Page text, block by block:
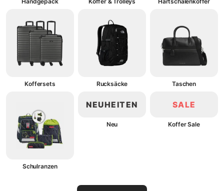
Koffersets Rucksäcke Taschen
Schulranzen
NEUHEITEN
Neu
SALE
Koffer Sale